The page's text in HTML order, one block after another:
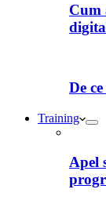
Cum
De
Training
Apel